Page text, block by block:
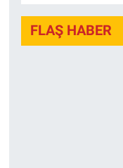
FLAŞ HABER